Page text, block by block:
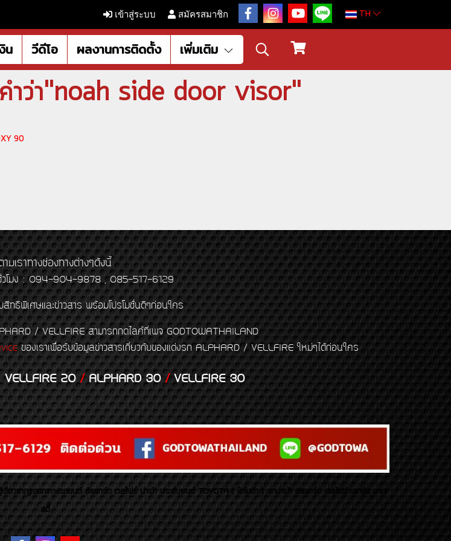
เข้าสู่ระบบ สมัครสมาชิก TH
น วีดีโอ ผลงานการติดตั้ง เพิ่มเติม
ำว่า"noah side door visor"
90
เราทางช่องทางต่างๆดังนี้
วโมง : 094-904-9878 , 085-517-6129
สิทธิพิเศษและข่าวสาร พร้อมโปรโมชั่นดีๆก่อนใคร
/ VELLFIRE สามารถกดไลค์ที่เพจ GODTOWATHAILAND
ของเราเพื่อรับข้อมูลข่าวสารเกี่ยวกับของแต่งรถ ALPHARD / VELLFIRE ใหม่ๆได้ก่อนใคร
VELLFIRE 20/ALPHARD 30/VELLFIRE 30
ชาญเฉพาะทางรถยนต์ อัลพาร์ด เวลไฟร์ นำเข้า ประดับยนต์ TOYOTA ( โตโยต้า ) รถนำเข้า อัลพาร์ด เวลไฟร์ เลกซัส มาเจ
สตี้